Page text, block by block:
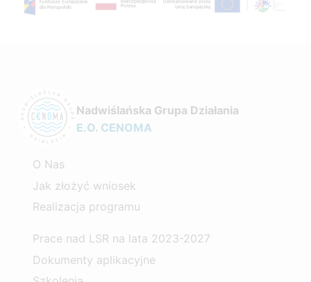
Nadwiślańska Grupa Działania
E.O. CENOMA
O Nas
Jak złożyć wniosek
Realizacja programu
Prace nad LSR na lata 2023-2027
Dokumenty aplikacyjne